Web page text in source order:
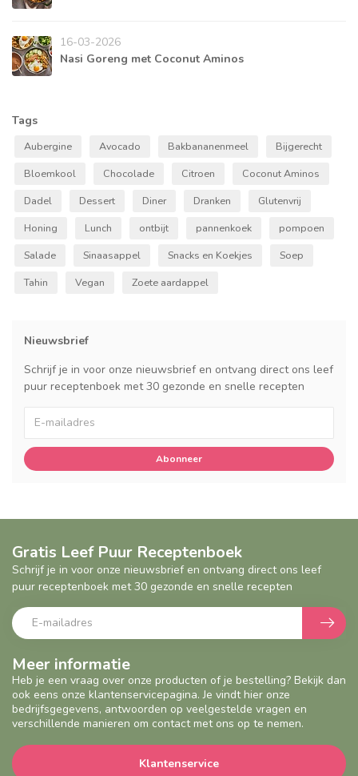
16-03-2026
Nasi Goreng met Coconut Aminos
Tags
Aubergine Avocado Bakbananenmeel
Bijgerecht
Bloemkool
Chocolade Citroen
Coconut Aminos
Dadel
Dessert Diner Dranken
Glutenvrij
Honing
Lunch ontbijt pannenkoek
pompoen
Salade
Sinaasappel Snacks en Koekjes
Soep
Tahin
Vegan Zoete aardappel
Nieuwsbrief
Schrijf je in voor onze nieuwsbrief en ontvang direct ons leef
puur receptenboek met 30 gezonde en snelle recepten
Abonneer
Meer informatie
Heb je een vraag over onze producten of je bestelling? Bekijk dan
ook eens onze klantenservicepagina. Je vindt hier onze
bedrijfsgegevens, antwoorden op veelgestelde vragen en
verschillende manieren om contact met ons op te nemen.
Klantenservice
Gratis Leef Puur Receptenboek
Schrijf je in voor onze nieuwsbrief en ontvang direct ons leef
puur receptenboek met 30 gezonde en snelle recepten